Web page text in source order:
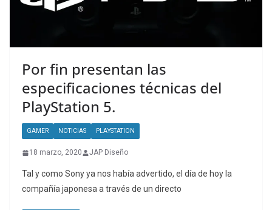
Por fin presentan las
especificaciones técnicas del
PlayStation 5.
GAMER NOTICIAS PLAYSTATION
18 marzo, 2020 JAP Diseño
Tal y como Sony ya nos había advertido, el día de hoy la
compañía japonesa a través de un directo